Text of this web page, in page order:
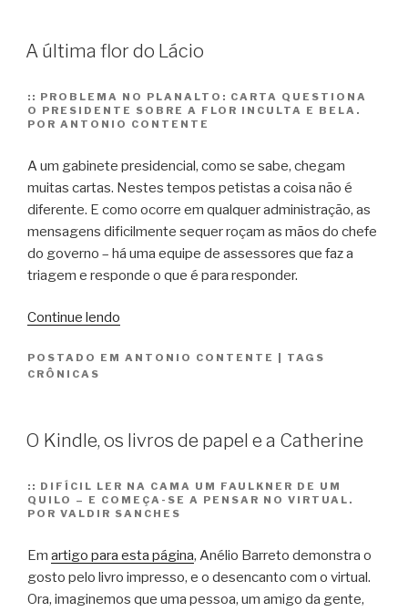
A última flor do Lácio
:: PROBLEMA NO PLANALTO: CARTA QUESTIONA
O PRESIDENTE SOBRE A FLOR INCULTA E BELA.
POR ANTONIO CONTENTE
A um gabinete presidencial, como se sabe, chegam
muitas cartas. Nestes tempos petistas a coisa não é
diferente. E como ocorre em qualquer administração, as
mensagens dificilmente sequer roçam as mãos do chefe
do governo – há uma equipe de assessores que faz a
triagem e responde o que é para responder.
Continue lendo
flor
POSTADO EM ANTONIO CONTENTE | TAGS
CRÔNICAS
O Kindle, os livros de papel e a Catherine
:: DIFÍCIL LER NA CAMA UM FAULKNER DE UM
QUILO – E COMEÇA-SE A PENSAR NO VIRTUAL.
POR VALDIR SANCHES
Em artigo para esta página, Anélio Barreto demonstra o
gosto pelo livro impresso, e o desencanto com o virtual.
Ora, imaginemos que uma pessoa, um amigo da gente,